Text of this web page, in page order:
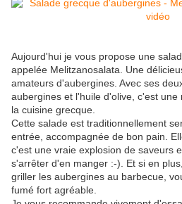
Aujourd'hui je vous propose une
appelée Melitzanosalata. Une
amateurs d'aubergines. Avec ses
aubergines et l'huile d'olive, c'est
la cuisine grecque.
Cette salade est traditionnellement
entrée, accompagnée de bon pain.
c'est une vraie explosion de saveurs
s'arrêter d'en manger :-). Et si en
griller les aubergines au barbecue,
fumé fort agréable.